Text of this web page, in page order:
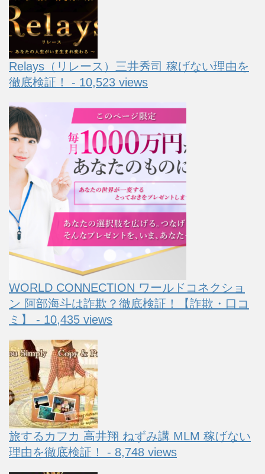
Relays（リレース）三井秀司 稼げない理由を
徹底検証！ - 10,523 views
WORLD CONNECTION ワールドコネクショ
ン 阿部海斗は詐欺？徹底検証！【詐欺・口コ
ミ】 - 10,435 views
旅するカフカ 高井翔 ねずみ講 MLM 稼げない
理由を徹底検証！ - 8,748 views